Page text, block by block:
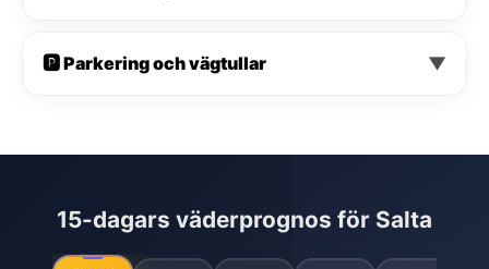
🅿️ Parkering och vägtullar ▼
15-dagars väderprognos för Salta